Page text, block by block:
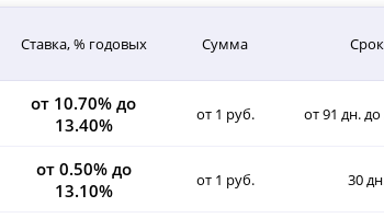
Ставка, % годовых Сумма Срок
от 10.70% до
13.40%
от 1 руб. от 91 дн.
от 0.50% до
13.10%
от 1 руб. 30